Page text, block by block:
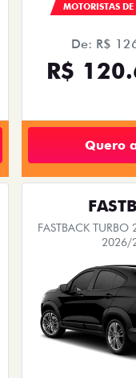
MOTORISTAS
De: R$
R$
Quero
FASTBACK TURBO
2026/